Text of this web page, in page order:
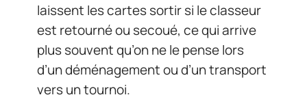
laissent les cartes sortir si le classeur
est retourné ou secoué, ce qui arrive
plus souvent qu’on ne le pense lors
d’un déménagement ou d’un transport
vers un tournoi.